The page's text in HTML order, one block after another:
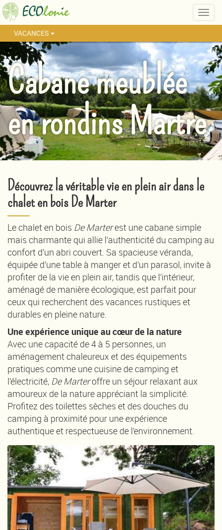
VACANCES
Cabane meublée
en rondins Martre
Découvrez la véritable vie en plein air dans le
chalet en bois De Marter
Le chalet en bois De Marterest une cabane simple
mais charmante qui allie l’authenticité du camping au
confort d’un abri couvert. Sa spacieuse véranda,
équipée d’une table à manger et d’un parasol, invite à
profiter de la vie en plein air, tandis que l’intérieur,
aménagé de manière écologique, est parfait pour
ceux qui recherchent des vacances rustiques et
durables en pleine nature.
Une expérience unique au cœur de la nature
Avec une capacité de 4 à 5 personnes, un
aménagement chaleureux et des équipements
pratiques comme une cuisine de camping et
l’électricité, De Marteroffre un séjour relaxant aux
amoureux de la nature appréciant la simplicité.
Profitez des toilettes sèches et des douches du
camping à proximité pour une expérience
authentique et respectueuse de l’environnement.